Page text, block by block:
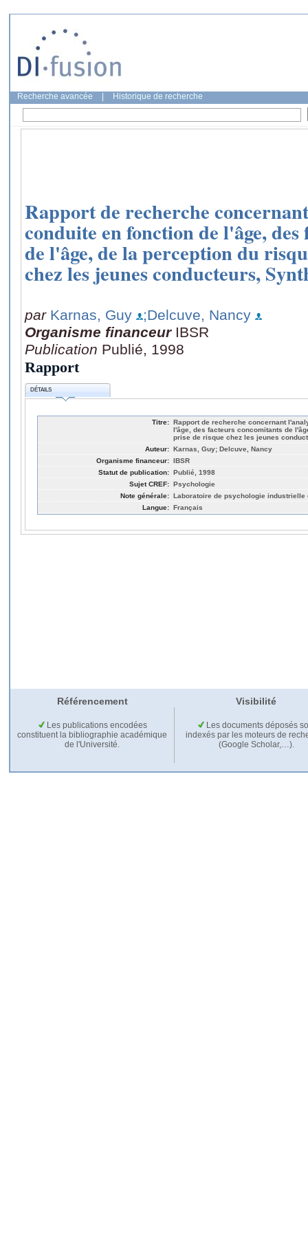
Recherche avancée Historique de recherche
Rapport de recherche
conduite en fonction de l'âge,
de l'âge, de la perception du
chez les jeunes conducteurs,
par Karnas, Guy
;Delcuve, Nancy
Organisme financeur IBSR
Publication Publié, 1998
Rapport
DÉTAILS
Titre: Rapport de recherche concernant
l'âge, des facteurs concomitants de
prise de risque chez les jeunes
Auteur: Karnas, Guy; Delcuve, Nancy
Organisme financeur: IBSR
Statut de publication: Publié, 1998
Sujet CREF: Psychologie
Note générale: Laboratoire de psychologie
Langue: Français
Référencement Visibilité
Les publications encodées
constituent la bibliographie académique
de l'Université.
Les documents déposés
indexés par les moteurs de
(Google Scholar,…).